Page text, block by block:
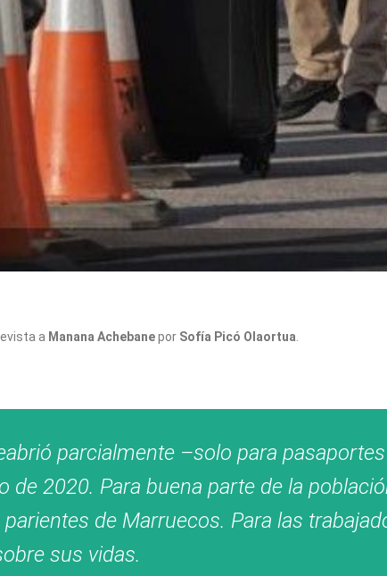
a Manana Achebanepor Sofía Picó Olaortua
parcialmente –solo para
de 2020. Para buena parte de la
de Marruecos. Para las
sus vidas.